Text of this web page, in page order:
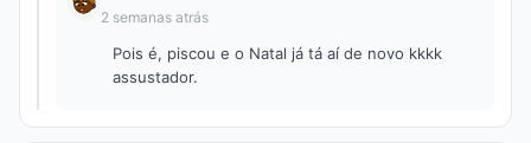
2 semanas atrás
Pois é, piscou e o Natal já tá aí de novo kkkk
assustador.